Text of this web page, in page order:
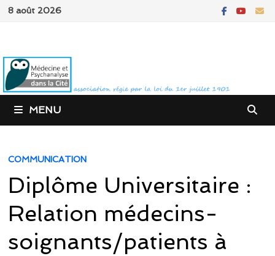
Passer
8 août 2026
MENU
COMMUNICATION
Diplôme Universitaire :
Relation médecins-
soignants/patients à